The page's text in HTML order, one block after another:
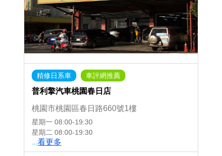
精修日系車 車評網推薦
普利擎汽車桃園春日店
桃園市桃園區春日路660號1樓
星期一 08:00-19:30
星期二 08:00-19:30
...看更多